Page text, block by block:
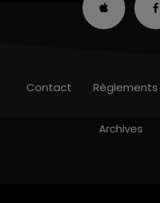
Contact Règlements
Archives